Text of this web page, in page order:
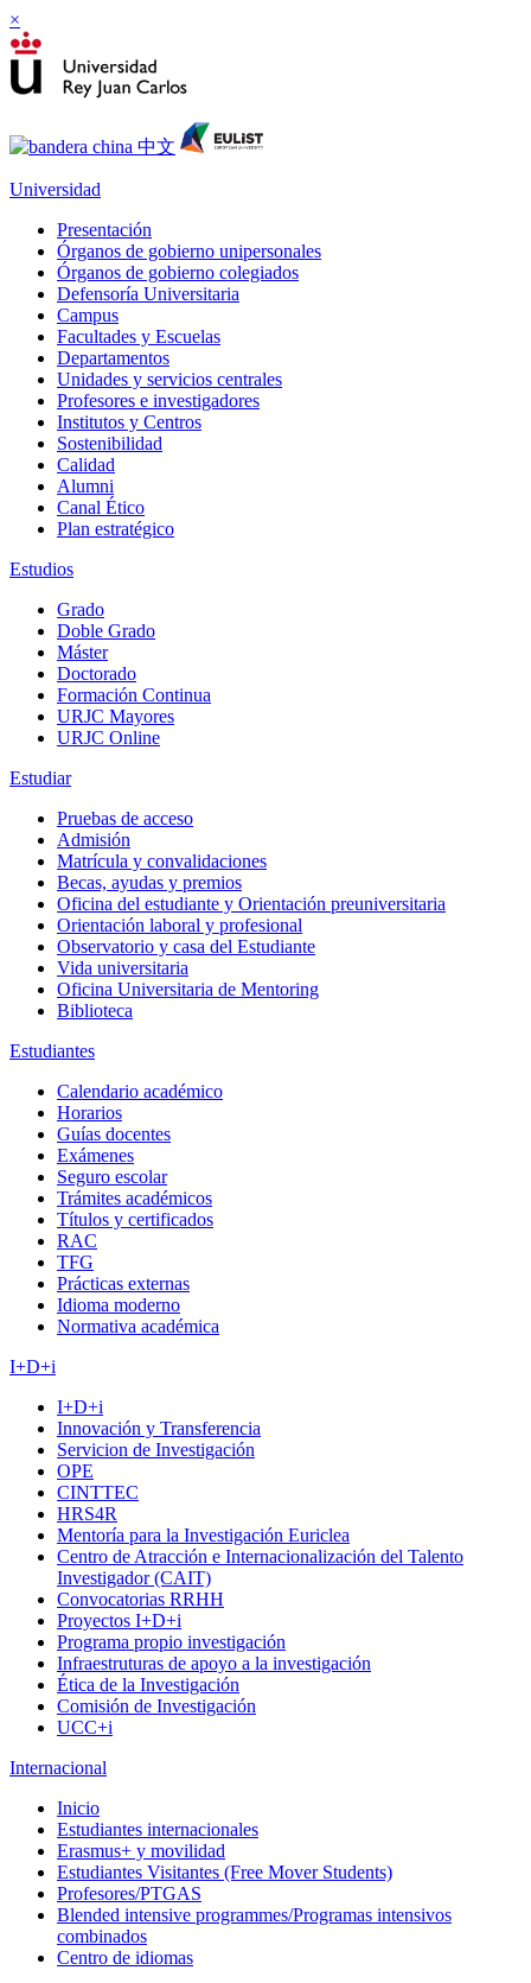
×
Universidad
Presentación
Órganos de gobierno unipersonales
Órganos de gobierno colegiados
Defensoría Universitaria
Campus
Facultades y Escuelas
Departamentos
Unidades y servicios centrales
Profesores e investigadores
Institutos y Centros
Sostenibilidad
Calidad
Alumni
Canal Ético
Plan estratégico
Estudios
Grado
Doble Grado
Máster
Doctorado
Formación Continua
URJC Mayores
URJC Online
Estudiar
Pruebas de acceso
Admisión
Matrícula y convalidaciones
Becas, ayudas y premios
Oficina del estudiante y Orientación preuniversitaria
Orientación laboral y profesional
Observatorio y casa del Estudiante
Vida universitaria
Oficina Universitaria de Mentoring
Biblioteca
Estudiantes
Calendario académico
Horarios
Guías docentes
Exámenes
Seguro escolar
Trámites académicos
Títulos y certificados
RAC
TFG
Prácticas externas
Idioma moderno
Normativa académica
I+D+i
I+D+i
Innovación y Transferencia
Servicion de Investigación
OPE
CINTTEC
HRS4R
Mentoría para la Investigación Euriclea
Centro de Atracción e Internacionalización del Talento
Investigador (CAIT)
Convocatorias RRHH
Proyectos I+D+i
Programa propio investigación
Infraestruturas de apoyo a la investigación
Ética de la Investigación
Comisión de Investigación
UCC+i
Internacional
Inicio
Estudiantes internacionales
Erasmus+ y movilidad
Estudiantes Visitantes (Free Mover Students)
Profesores/PTGAS
Blended intensive programmes/Programas intensivos
combinados
Centro de idiomas